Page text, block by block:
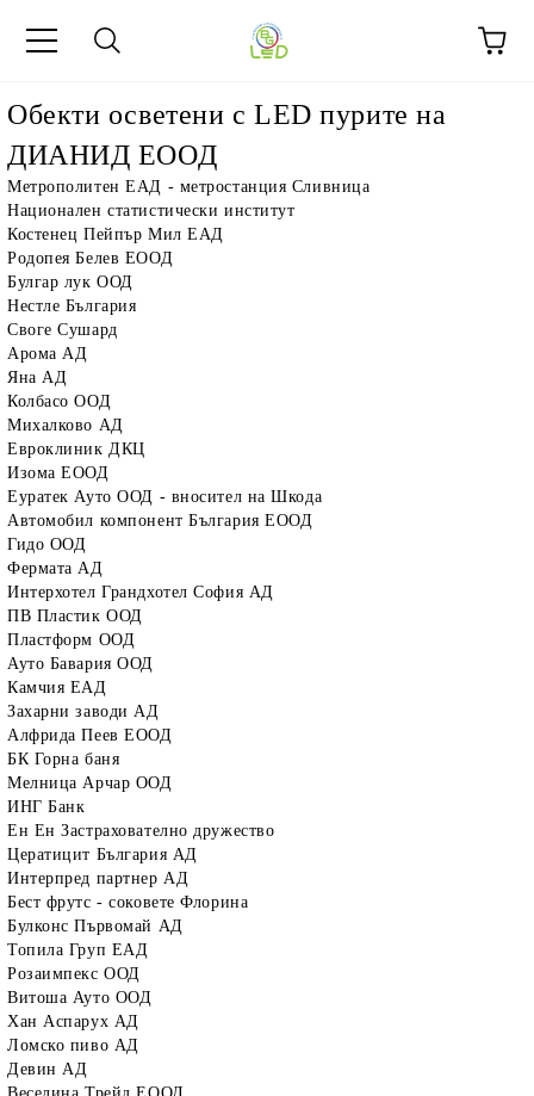
Обекти осветени с LED пурите на
ДИАНИД ЕООД
Метрополитен ЕАД - метростанция Сливница
Национален статистически институт
Костенец Пейпър Мил ЕАД
Родопея Белев ЕООД
Булгар лук ООД
Нестле България
Своге Сушард
Арома АД
Яна АД
Колбасо ООД
Михалково АД
Евроклиник ДКЦ
Изома ЕООД
Еуратек Ауто ООД - вносител на Шкода
Автомобил компонент България ЕООД
Гидо ООД
Фермата АД
Интерхотел Грандхотел София АД
ПВ Пластик ООД
Пластформ ООД
Ауто Бавария ООД
Камчия ЕАД
Захарни заводи АД
Алфрида Пеев ЕООД
БК Горна баня
Мелница Арчар ООД
ИНГ Банк
Ен Ен Застрахователно дружество
Цератицит България АД
Интерпред партнер АД
Бест фрутс - соковете Флорина
Булконс Първомай АД
Топила Груп ЕАД
Розаимпекс ООД
Витоша Ауто ООД
Хан Аспарух АД
Ломско пиво АД
Девин АД